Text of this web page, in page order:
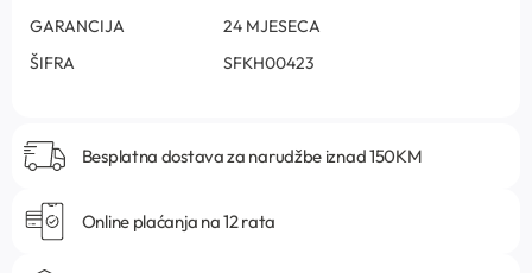
GARANCIJA
24 MJESECA
ŠIFRA
SFKH00423
Besplatna dostava za narudžbe iznad 150KM
Online plaćanja na 12 rata